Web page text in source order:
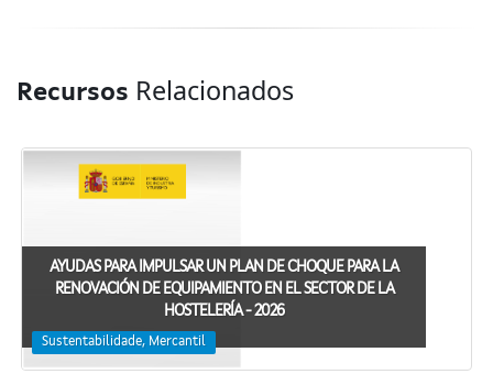
Recursos Relacionados
AYUDAS PARA IMPULSAR UN PLAN DE CHOQUE PARA LA
RENOVACIÓN DE EQUIPAMIENTO EN EL SECTOR DE LA
HOSTELERÍA - 2026
Sustentabilidade, Mercantil